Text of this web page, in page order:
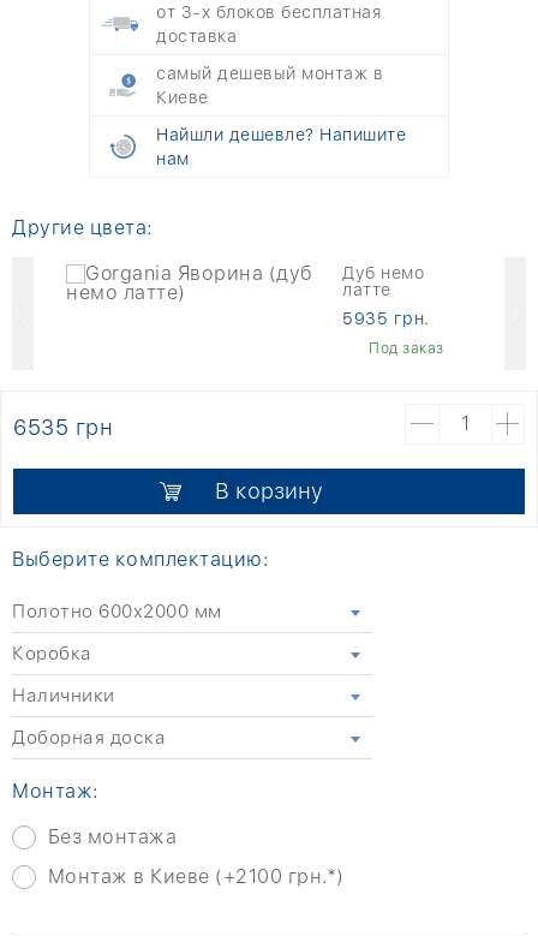
от 3-х блоков бесплатная
доставка
самый дешевый монтаж в
Киеве
Найшли дешевле? Напишите
нам
Другие цвета:
Дуб немо
латте
5935 грн.
Под заказ
6535 грн
В корзину
Выберите комплектацию:
Полотно 600x2000 мм
Коробка
Наличники
Доборная доска
Монтаж:
Без монтажа
Монтаж в Киеве (+2100 грн.*)